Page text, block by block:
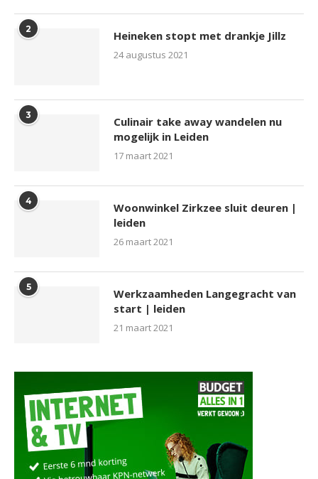
2 Heineken stopt met drankje Jillz
24 augustus 2021
3
Culinair take away wandelen nu
mogelijk in Leiden
17 maart 2021
4
Woonwinkel Zirkzee sluit deuren |
leiden
26 maart 2021
5
Werkzaamheden Langegracht van
start | leiden
21 maart 2021